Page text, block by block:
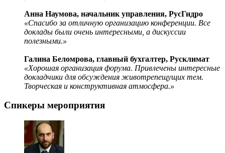
Анна Наумова, начальник управления, РусГидро
«Спасибо за отличную организацию конференции. Все
доклады были очень интересными, а дискуссии
полезными.»
Галина Беломрова, главный бухгалтер, Русклимат
«Хорошая организация форума. Привлечены интересные
докладчики для обсуждения животрепещущих тем.
Творческая и конструктивная атмосфера.»
Спикеры мероприятия